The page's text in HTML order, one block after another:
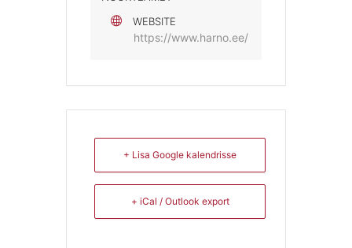
WEBSITE
https://www.harno.ee/
+ Lisa Google kalendrisse
+ iCal / Outlook export